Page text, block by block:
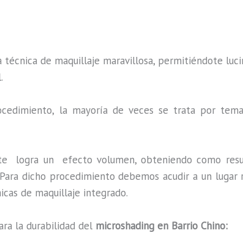
de maquillaje maravillosa, permitiéndote
la mayoría de veces se trata por
logra un efecto volumen, obteniendo como
dicho procedimiento debemos acudir a un
de maquillaje integrado.
la durabilidad del microshading en Barrio Chino: